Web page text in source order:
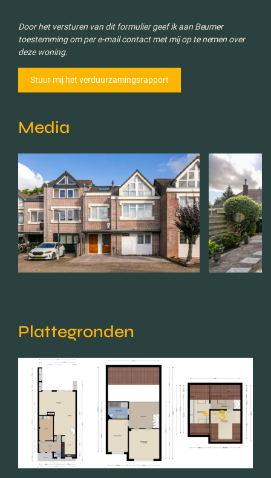
Door het versturen van dit formulier geef ik aan Beumer
toestemming om per e-mail contact met mij op te nemen over
deze woning.
Media
Plattegronden
+ -3